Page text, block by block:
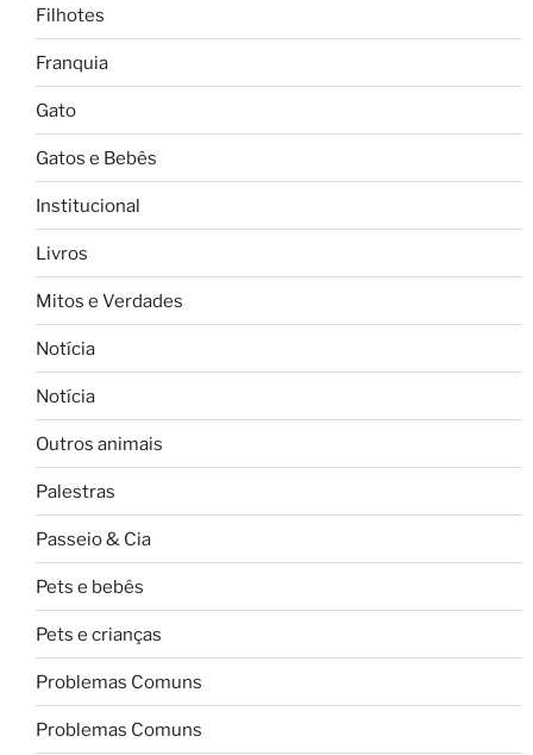
Filhotes
Franquia
Gato
Gatos e Bebês
Institucional
Livros
Mitos e Verdades
Notícia
Notícia
Outros animais
Palestras
Passeio & Cia
Pets e bebês
Pets e crianças
Problemas Comuns
Problemas Comuns